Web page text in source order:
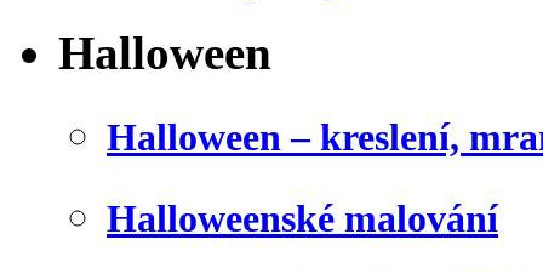
Halloween
Halloween – kreslení,
Halloweenské malování